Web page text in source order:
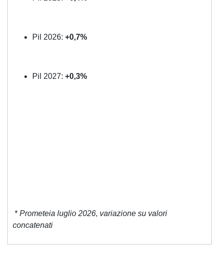
Pil 2026: +0,7%
Pil 2027: +0,3%
* Prometeia luglio 2026, variazione su valori
concatenati